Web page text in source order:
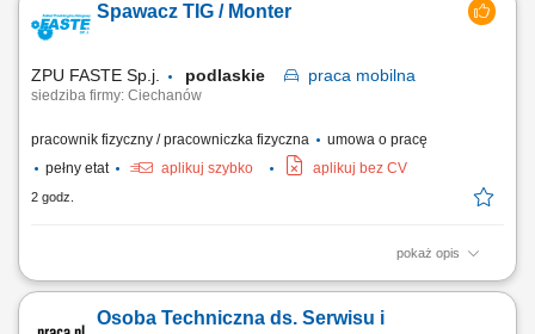
produktów; podstawowa konserwacja i czyszczenie maszyn; transport
materiałów przy użyciu paleciaka lub wózka; praca z prostą
Spawacz TIG / Monter
ZPU FASTE Sp.j. podlaskie praca mobilna
siedziba firmy: Ciechanów
pracownik fizyczny / pracowniczka fizyczna
umowa o pracę
pełny etat
aplikuj szybko aplikuj bez CV
2 godz.
pokaż opis
Zakres obowiązków: spawanie metodą TIG konstrukcji i instalacji ze
spożywczego, montaż konstrukcji oraz rurociągów technologicznych,
Osoba Techniczna ds. Serwisu i